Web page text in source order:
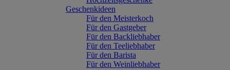
Geschenkideen
Für den Meisterkoch
Für den Gastgeber
Für den Backliebhaber
Für den Teeliebhaber
Für den Barista
Für den Weinliebhaber